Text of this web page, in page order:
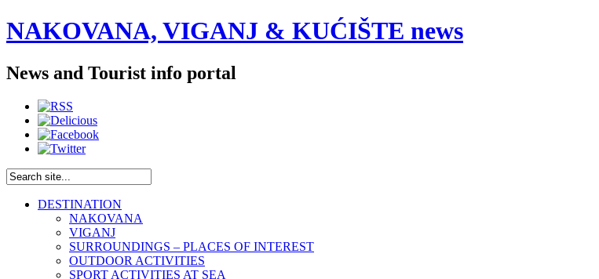
NAKOVANA, VIGANJ & KUĆIŠTE news
News and Tourist info portal
DESTINATION
NAKOVANA
VIGANJ
SURROUNDINGS – PLACES OF INTEREST
OUTDOOR ACTIVITIES
SPORT ACTIVITIES AT SEA